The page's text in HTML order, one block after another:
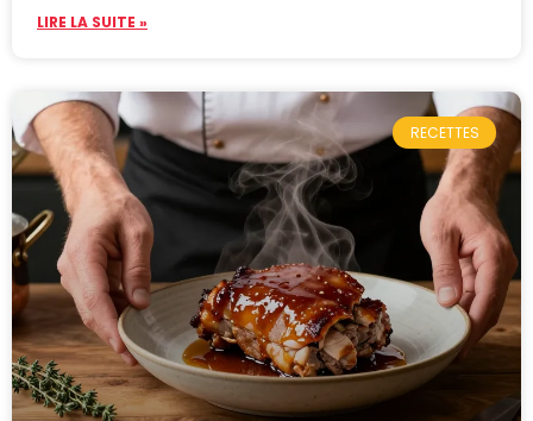
LIRE LA SUITE »
RECETTES